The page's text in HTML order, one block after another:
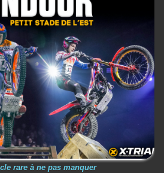
rare à ne pas manquer